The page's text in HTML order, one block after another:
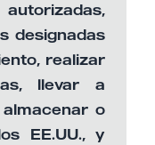
designadas
realizar
llevar a
o
EE.UU., y